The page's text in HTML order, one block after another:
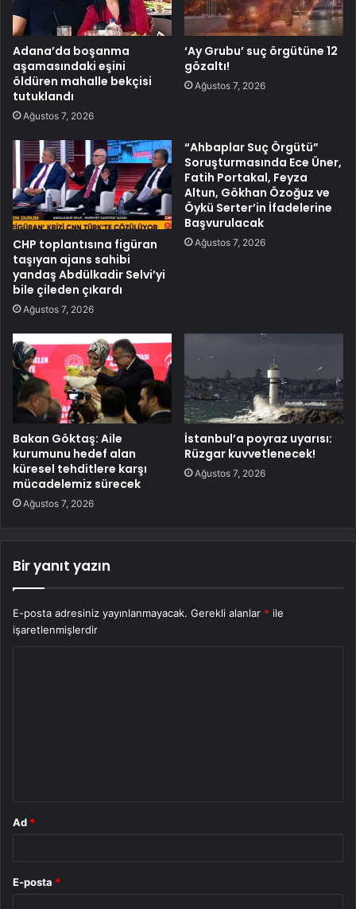
Adana’da boşanma
aşamasındaki eşini
öldüren mahalle bekçisi
tutuklandı
Ağustos 7, 2026
‘Ay Grubu’ suç örgütüne 12
gözaltı!
Ağustos 7, 2026
CHP toplantısına figüran
taşıyan ajans sahibi
yandaş Abdülkadir Selvi’yi
bile çileden çıkardı
Ağustos 7, 2026
“Ahbaplar Suç Örgütü”
Soruşturmasında Ece Üner,
Fatih Portakal, Feyza
Altun, Gökhan Özoğuz ve
Öykü Serter’in İfadelerine
Başvurulacak
Ağustos 7, 2026
Bakan Göktaş: Aile
kurumunu hedef alan
küresel tehditlere karşı
mücadelemiz sürecek
Ağustos 7, 2026
İstanbul’a poyraz uyarısı:
Rüzgar kuvvetlenecek!
Ağustos 7, 2026
Bir yanıt yazın
E-posta adresiniz yayınlanmayacak. Gerekli alanlar * ile
işaretlenmişlerdir
Ad *
E-posta *